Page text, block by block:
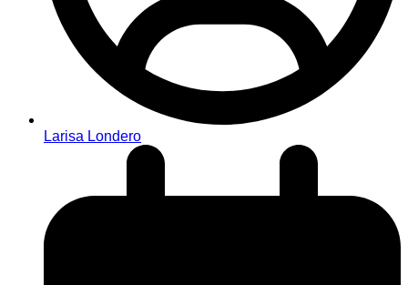
Larisa Londero